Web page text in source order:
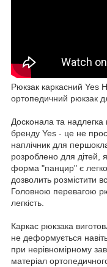
Рюкзак каркасний Yes
ортопедичний рюкзак
Досконала та надлегка
бренду Yes - це не
наплічник для
розроблено для дітей,
форма "панцир" є
дозволить розмістити
Головною перевагою
легкість.
Каркас рюкзака
не деформується
при нерівномірному
матеріал